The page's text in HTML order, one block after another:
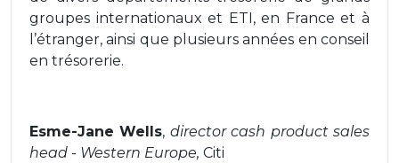
groupes internationaux et ETI, en France et à
l’étranger, ainsi que plusieurs années en conseil
en trésorerie.
Esme-Jane Wells, director cash product sales
head - Western Europe, Citi